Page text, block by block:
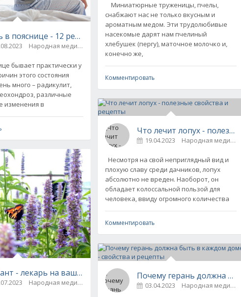
в быту
в пояснице - 12 рецептов народной медицины
Народная медицина 0
бывает практически у
этого состояния
много – радикулит,
различные
изменения в
- лекарь на вашей клумбе (рецепты)
Народная медицина 0
Миниатюрные труженицы, пчелы,
снабжают нас не только вкусным и
ароматным медом. Эти трудолюбивые
насекомые дарят нам пчелиный
хлебушек (пергу), маточное молочко и,
конечно же,
Комментировать
Что лечит лопух -
19.04.2023 Народная
Несмотря на свой неприглядный вид и
плохую славу среди дачников, лопух
абсолютно не вреден. Наоборот, он
обладает колоссальной пользой для
человека, ввиду огромного количества
Комментировать
Почему герань должна
03.04.2023